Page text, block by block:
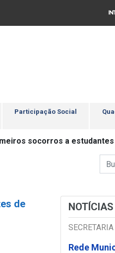
Participação Social
socorros a
de
Rede